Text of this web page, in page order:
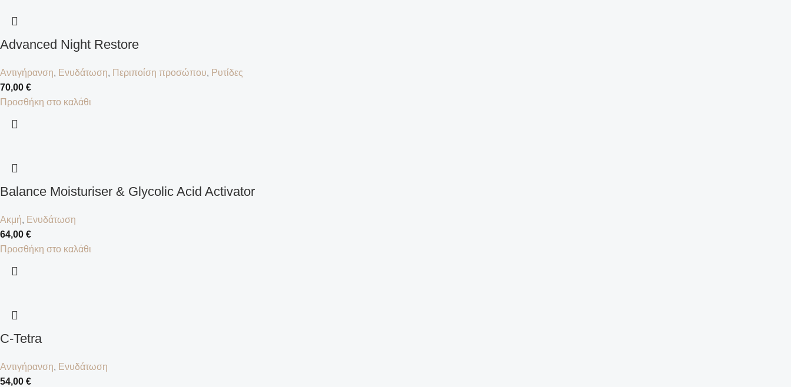
Advanced Night Restore
Αντιγήρανση, Ενυδάτωση, Περιποίση προσώπου, Ρυτίδες
70,00 €
Προσθήκη στο καλάθι
Balance Moisturiser & Glycolic Acid Activator
Ακμή, Ενυδάτωση
64,00 €
Προσθήκη στο καλάθι
C-Tetra
Αντιγήρανση, Ενυδάτωση
54,00 €